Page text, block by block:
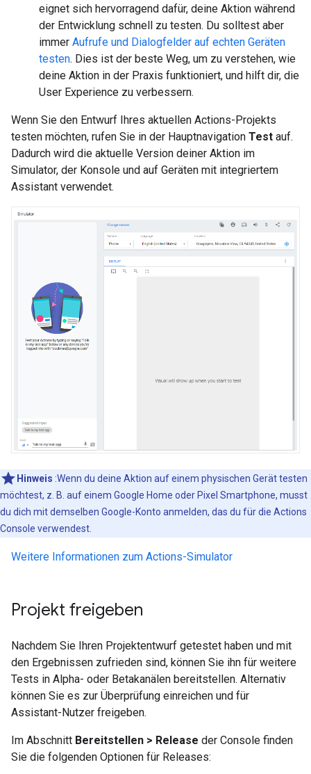
eignet sich hervorragend dafür, deine Aktion während
der Entwicklung schnell zu testen. Du solltest aber
immer Aufrufe und Dialogfelder auf echten Geräten
testen. Dies ist der beste Weg, um zu verstehen, wie
deine Aktion in der Praxis funktioniert, und hilft dir, die
User Experience zu verbessern.
Wenn Sie den Entwurf Ihres aktuellen Actions-Projekts
testen möchten, rufen Sie in der Hauptnavigation Test auf.
Dadurch wird die aktuelle Version deiner Aktion im
Simulator, der Konsole und auf Geräten mit integriertem
Assistant verwendet.
Hinweis :Wenn du deine Aktion auf einem physischen Gerät testen
möchtest, z. B. auf einem Google Home oder Pixel Smartphone, musst
du dich mit demselben Google-Konto anmelden, das du für die Actions
Console verwendest.
Weitere Informationen zum Actions-Simulator
Projekt freigeben
Nachdem Sie Ihren Projektentwurf getestet haben und mit
den Ergebnissen zufrieden sind, können Sie ihn für weitere
Tests in Alpha- oder Betakanälen bereitstellen. Alternativ
können Sie es zur Überprüfung einreichen und für
Assistant-Nutzer freigeben.
Im Abschnitt Bereitstellen > Release der Console finden
Sie die folgenden Optionen für Releases: